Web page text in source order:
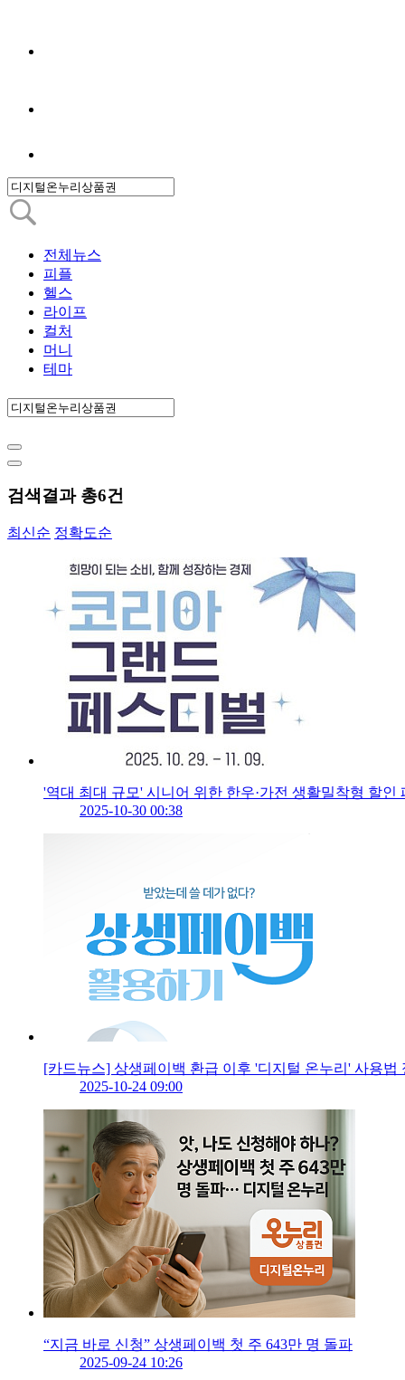
전체뉴스
피플
헬스
라이프
컬처
머니
테마
검색결과 총6건
최신순 정확도순
'역대 최대 규모' 시니어 위한 한우·가전 생활밀착형 할인
2025-10-30 00:38
[카드뉴스] 상생페이백 환급 이후 '디지털 온누리' 사용법
2025-10-24 09:00
“지금 바로 신청” 상생페이백 첫 주 643만 명 돌파
2025-09-24 10:26